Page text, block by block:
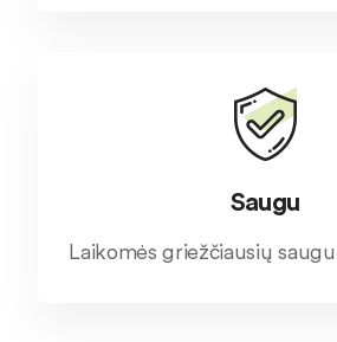
Saugu
Laikomės griežčiausių